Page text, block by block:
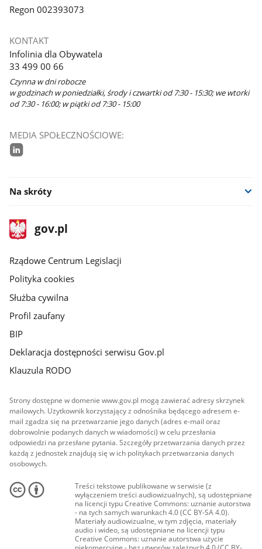
Regon 002393073
KONTAKT
Infolinia dla Obywatela
33 499 00 66
Czynna w dni robocze
w godzinach w poniedziałki, środy i czwartki od 7:30 - 15:30; we wtorki
od 7:30 - 16:00; w piątki od 7:30 - 15:00
MEDIA SPOŁECZNOŚCIOWE:
Na skróty
stopka
gov.plStrona
gov.pl
Rządowe Centrum Legislacji
Polityka cookies
Służba cywilna
Profil zaufany
BIP
Deklaracja dostępności serwisu Gov.pl
Klauzula RODO
Strony dostępne w domenie www.gov.pl mogą zawierać adresy skrzynek
mailowych. Użytkownik korzystający z odnośnika będącego adresem e-
mail zgadza się na przetwarzanie jego danych (adres e-mail oraz
dobrowolnie podanych danych w wiadomości) w celu przesłania
odpowiedzi na przesłane pytania. Szczegóły przetwarzania danych przez
każdą z jednostek znajdują się w ich politykach przetwarzania danych
osobowych.
Treści tekstowe publikowane w serwisie (z
wyłączeniem treści audiowizualnych), są udostępniane
na licencji typu Creative Commons: uznanie autorstwa
- na tych samych warunkach 4.0 (CC BY-SA 4.0).
Materiały audiowizualne, w tym zdjęcia, materiały
audio i wideo, są udostępniane na licencji typu
Creative Commons: uznanie autorstwa użycie